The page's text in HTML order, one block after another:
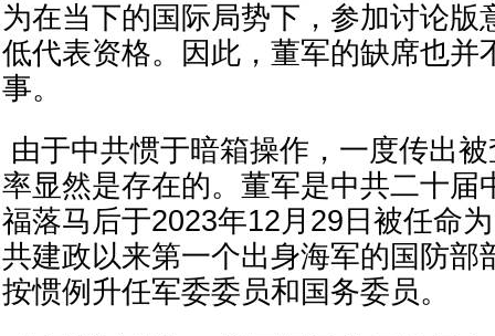
为在当下的国际局势下，参加讨论版
低代表资格。因此，董军的缺席也并
事。
由于中共惯于暗箱操作，一度传出
率显然是存在的。董军是中共二十届
福落马后于2023年12月29日被任命
共建政以来第一个出身海军的国防部
按惯例升任军委委员和国务委员。